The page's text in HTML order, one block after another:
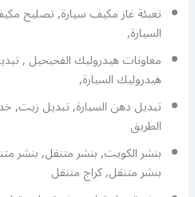
تعبئة غاز مكيف سيارة, تصليح
السيارة,
معاونات هيدروليك الفحيحيل ,
هيدروليك السيارة,
تبديل دهن السيارة, تبديل زيت,
الطريق
بنشر الكويت, بنشر متنقل, بنشر
بنشر متنقل, كراج متنقل